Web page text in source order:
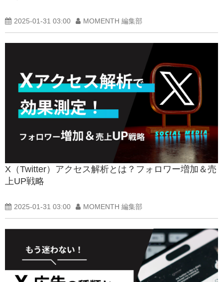
2025-01-31 03:00 MOMENTH 編集部
X（Twitter）アクセス解析とは？フォロワー増加＆売
上UP戦略
2025-01-31 03:00 MOMENTH 編集部